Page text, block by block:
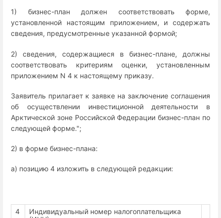
1) бизнес-план должен соответствовать форме,
установленной настоящим приложением, и содержать
сведения, предусмотренные указанной формой;
2) сведения, содержащиеся в бизнес-плане, должны
соответствовать критериям оценки, установленным
приложением N 4 к настоящему приказу.
Заявитель прилагает к заявке на заключение соглашения
об осуществлении инвестиционной деятельности в
Арктической зоне Российской Федерации бизнес-план по
следующей форме.";
2) в форме бизнес-плана:
а) позицию 4 изложить в следующей редакции:
4
Индивидуальный номер налогоплательщика